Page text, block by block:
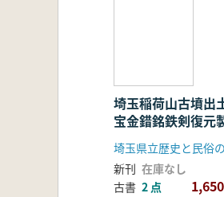
埼玉稲荷山古墳出
宝金錯銘鉄剣復元
告書
新刊 在庫なし
古書 2 点